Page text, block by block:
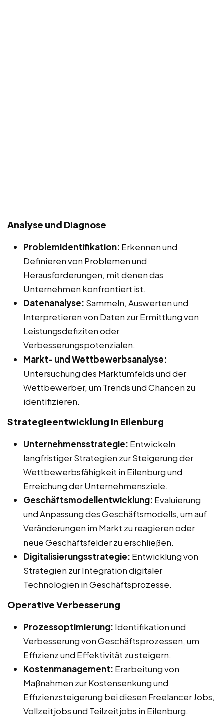
Analyse und Diagnose
Problemidentifikation: Erkennen und
Definieren von Problemen und
Herausforderungen, mit denen das
Unternehmen konfrontiert ist.
Datenanalyse: Sammeln, Auswerten und
Interpretieren von Daten zur Ermittlung von
Leistungsdefiziten oder
Verbesserungspotenzialen.
Markt- und Wettbewerbsanalyse:
Untersuchung des Marktumfelds und der
Wettbewerber, um Trends und Chancen zu
identifizieren.
Strategieentwicklung in Eilenburg
Unternehmensstrategie: Entwickeln
langfristiger Strategien zur Steigerung der
Wettbewerbsfähigkeit in Eilenburg und
Erreichung der Unternehmensziele.
Geschäftsmodellentwicklung: Evaluierung
und Anpassung des Geschäftsmodells, um auf
Veränderungen im Markt zu reagieren oder
neue Geschäftsfelder zu erschließen.
Digitalisierungsstrategie: Entwicklung von
Strategien zur Integration digitaler
Technologien in Geschäftsprozesse.
Operative Verbesserung
Prozessoptimierung: Identifikation und
Verbesserung von Geschäftsprozessen, um
Effizienz und Effektivität zu steigern.
Kostenmanagement: Erarbeitung von
Maßnahmen zur Kostensenkung und
Effizienzsteigerung bei diesen Freelancer Jobs,
Vollzeitjobs und Teilzeitjobs in Eilenburg.